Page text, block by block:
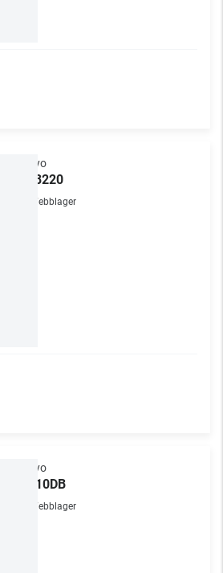
Onkyo
TX-8220
Webblager
Onkyo
GX-10DB
Webblager